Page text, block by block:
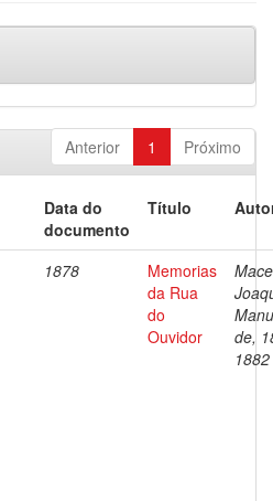
Anterior 1 Próximo
Data do
documento
Título
1878
Memorias
da Rua
do
Ouvidor
de,
1882